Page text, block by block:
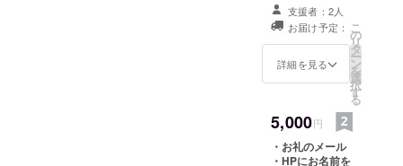
１枚 ・公演ダイ
ジェスト動画の
配信（非公開）
支援者：2人
お届け予定：
詳細を見る
こ
の
リ
タ
ー
ン
を
選
択
す
る
5,000円
・お礼のメール
・HPにお名前を